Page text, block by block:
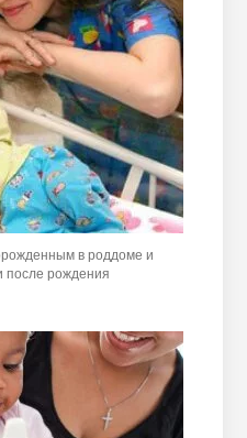
в роддоме и
после рождения